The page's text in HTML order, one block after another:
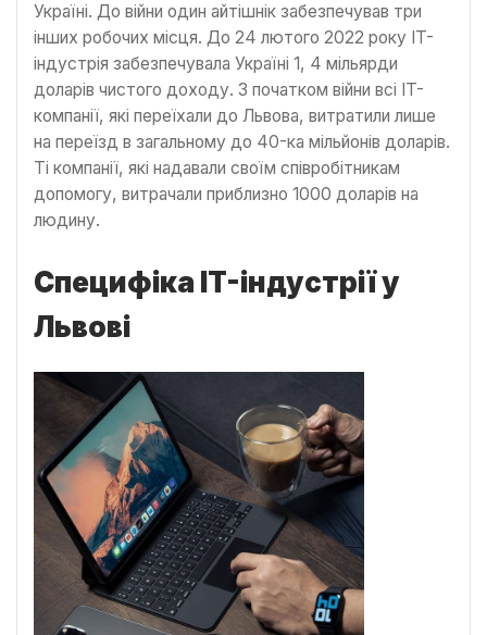
Україні. До війни один айтішнік забезпечував три
інших робочих місця. До 24 лютого 2022 року IT-
індустрія забезпечувала Україні 1, 4 мільярди
доларів чистого доходу. З початком війни всі IT-
компанії, які переїхали до Львова, витратили лише
на переїзд в загальному до 40-ка мільйонів доларів.
Ті компанії, які надавали своїм співробітникам
допомогу, витрачали приблизно 1000 доларів на
людину.
Специфіка IT-індустрії у
Львові